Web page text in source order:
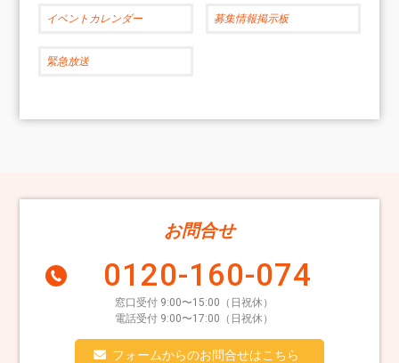
イベントカレンダー 募集情報掲示板
緊急放送
お問合せ
0120-160-074
窓口受付 9:00〜15:00（日祝休）
電話受付 9:00〜17:00（日祝休）
フォームからのお問合せはこちら